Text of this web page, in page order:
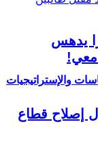
والإستراتيجيات
يدهس
إصلاح قطاع